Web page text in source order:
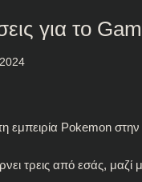
για το
εμπειρία Pokemon
τρεις από εσάς, μαζί